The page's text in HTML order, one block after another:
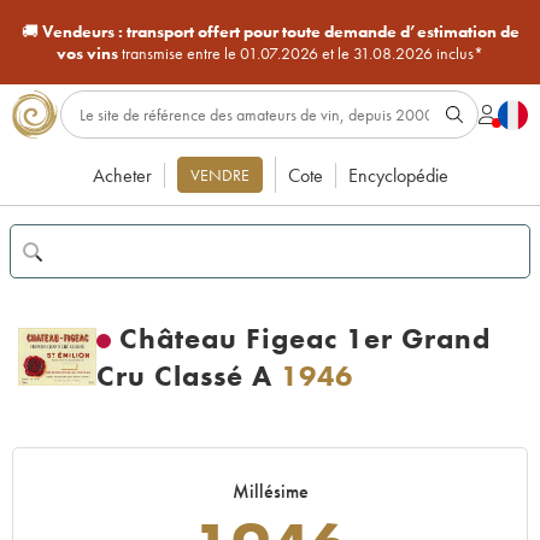
🚚Vendeurs : transport offert pour toute demande d’estimation de
vos vinstransmise entre le 01.07.2026 et le 31.08.2026 inclus*
Acheter VENDRE Cote Encyclopédie
Château Figeac 1er Grand
Cru Classé A 1946
Millésime